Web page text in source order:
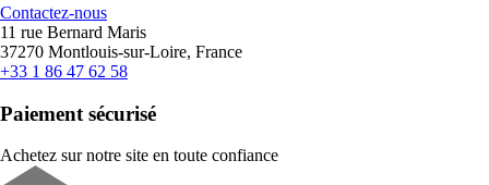
Contactez-nous
11 rue Bernard Maris
37270 Montlouis-sur-Loire, France
+33 1 86 47 62 58
Paiement sécurisé
Achetez sur notre site en toute confiance